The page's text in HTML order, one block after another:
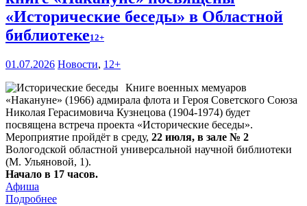
«Исторические беседы» в Областной
библиотеке12+
01.07.2026 Новости, 12+
Книге военных мемуаров
«Накануне» (1966) адмирала флота и Героя Советского Союза
Николая Герасимовича Кузнецова (1904-1974) будет
посвящена встреча проекта «Исторические беседы».
Мероприятие пройдёт в среду, 22 июля, в зале № 2
Вологодской областной универсальной научной библиотеки
(М. Ульяновой, 1).
Начало в 17 часов.
Афиша
Подробнее